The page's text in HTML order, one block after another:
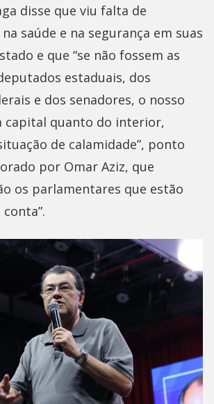
disse que viu falta de
saúde e na segurança em suas
e que “se não fossem as
estaduais, dos
e dos senadores, o nosso
capital quanto do interior,
de calamidade”, ponto
por Omar Aziz, que
os parlamentares que estão